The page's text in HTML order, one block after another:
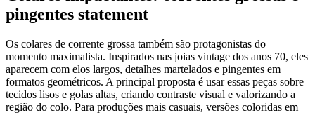
pingentes statement
Os colares de corrente grossa também são protagonistas do
momento maximalista. Inspirados nas joias vintage dos anos 70, eles
aparecem com elos largos, detalhes martelados e pingentes em
formatos geométricos. A principal proposta é usar essas peças sobre
tecidos lisos e golas altas, criando contraste visual e valorizando a
região do colo. Para produções mais casuais, versões coloridas em